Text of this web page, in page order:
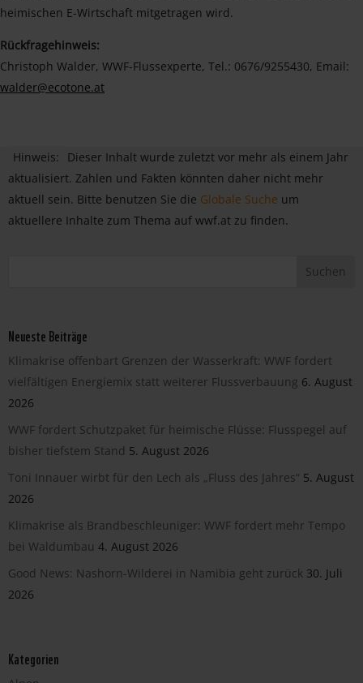
heimischen E-Wirtschaft mitgetragen wird.
Rückfragehinweis:
Christoph Walder, WWF-Flussexperte, Tel.: 0676/9255430, Email:
walder@ecotone.at
Hinweis:
Dieser Inhalt wurde zuletzt vor mehr als einem Jahr
aktualisiert. Zahlen und Fakten könnten daher nicht mehr
aktuell sein. Bitte benutzen Sie die Globale Suche um
aktuellere Inhalte zum Thema auf wwf.at zu finden.
Neueste Beiträge
Klimakrise offenbart Grenzen der Wasserkraft: WWF fordert
vielfältigen Energiemix statt weiterer Flussverbauung 6. August
2026
WWF fordert Schutzpaket für heimische Flüsse: Flusspegel auf
bisher tiefstem Stand 5. August 2026
Toni Innauer wirbt für den Lech als „Fluss des Jahres“ 5. August
2026
Klimakrise als Brandbeschleuniger: WWF fordert mehr Tempo
bei Waldumbau 4. August 2026
Good News: Nashorn-Wilderei in Namibia geht zurück 30. Juli
2026
Kategorien